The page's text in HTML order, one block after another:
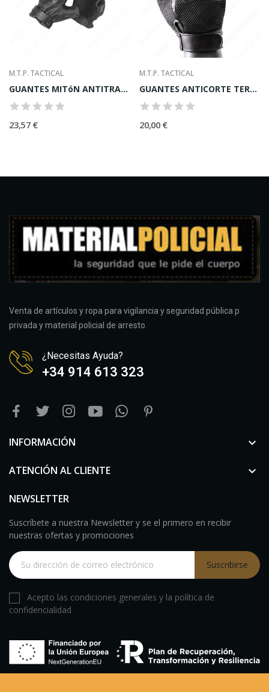
M.T.P. TACTICAL
GUANTES MITóN ANTITRAUMA
23,57 €
M.T.P. TACTICAL
GUANTES ANTICORTE TERMINATOR"
20,00 €
Venta de artículos y ropa para vigilancia y seguridad pública p
privada y material policial de arresto.
¿Necesitas Ayuda?
+34 914 613 323
INFORMACIÓN 
ATENCIÓN AL CLIENTE 
NEWSLETTER
Suscríbete a nuestra Newsletter y se el primero en recibir
nuestras ofertas y promociones
Suscribirse
Acepto las condiciones generales y la política de
confidencialidad